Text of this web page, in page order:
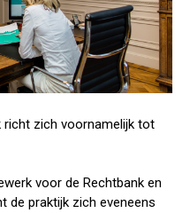
richt zich voornamelijk tot
voor de Rechtbank en
de praktijk zich eveneens